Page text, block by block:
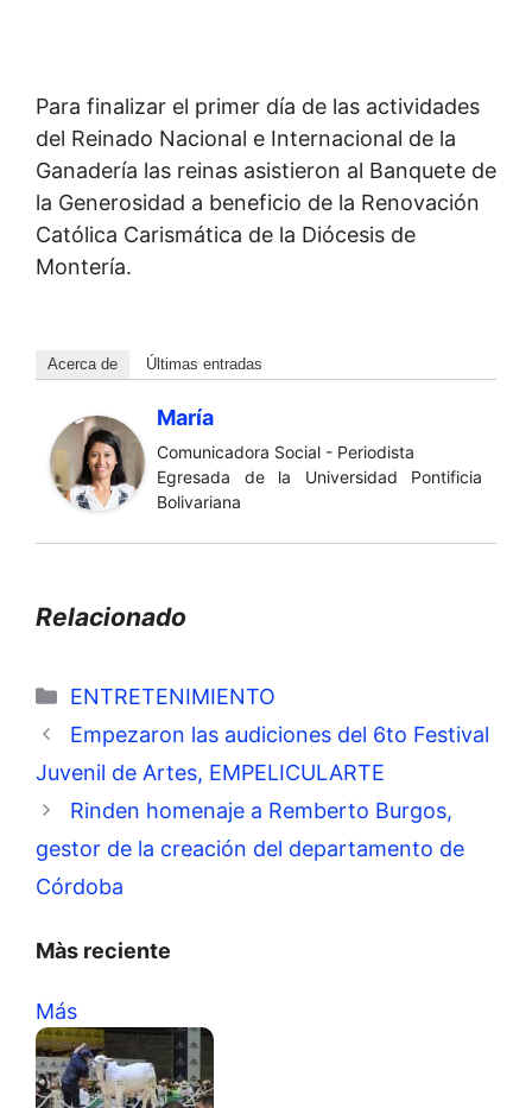
Para finalizar el primer día de las actividades
del Reinado Nacional e Internacional de la
Ganadería las reinas asistieron al Banquete de
la Generosidad a beneficio de la Renovación
Católica Carismática de la Diócesis de
Montería.
Acerca de Últimas entradas
María
Comunicadora Social - Periodista
Egresada de la Universidad Pontificia
Bolivariana
Relacionado
Categorías
ENTRETENIMIENTO
Empezaron las audiciones del 6to Festival
Juvenil de Artes, EMPELICULARTE
Rinden homenaje a Remberto Burgos,
gestor de la creación del departamento de
Córdoba
Màs reciente
Más